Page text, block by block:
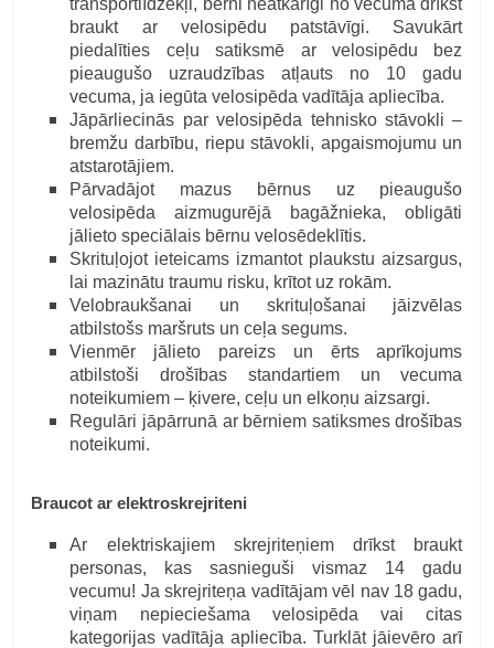
transportlīdzekļi, bērni neatkarīgi no vecuma drīkst
braukt ar velosipēdu patstāvīgi. Savukārt
piedalīties ceļu satiksmē ar velosipēdu bez
pieaugušo uzraudzības atļauts no 10 gadu
vecuma, ja iegūta velosipēda vadītāja apliecība.
Jāpārliecinās par velosipēda tehnisko stāvokli –
bremžu darbību, riepu stāvokli, apgaismojumu un
atstarotājiem.
Pārvadājot mazus bērnus uz pieaugušo
velosipēda aizmugurējā bagāžnieka, obligāti
jālieto speciālais bērnu velosēdeklītis.
Skrituļojot ieteicams izmantot plaukstu aizsargus,
lai mazinātu traumu risku, krītot uz rokām.
Velobraukšanai un skrituļošanai jāizvēlas
atbilstošs maršruts un ceļa segums.
Vienmēr jālieto pareizs un ērts aprīkojums
atbilstoši drošības standartiem un vecuma
noteikumiem – ķivere, ceļu un elkoņu aizsargi.
Regulāri jāpārrunā ar bērniem satiksmes drošības
noteikumi.
Braucot ar elektroskrejriteni
Ar elektriskajiem skrejriteņiem drīkst braukt
personas, kas sasnieguši vismaz 14 gadu
vecumu! Ja skrejriteņa vadītājam vēl nav 18 gadu,
viņam nepieciešama velosipēda vai citas
kategorijas vadītāja apliecība. Turklāt jāievēro arī